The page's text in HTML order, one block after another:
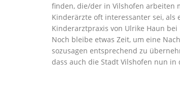
finden, die/der in Vilshofen arbeiten
Kinderärzte oft interessanter sei, als
Kinderarztpraxis von Ulrike Haun
Noch bleibe etwas Zeit, um eine
sozusagen entsprechend zu
dass auch die Stadt Vilshofen nun